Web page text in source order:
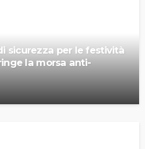
sicurezza per le festività
la morsa anti-